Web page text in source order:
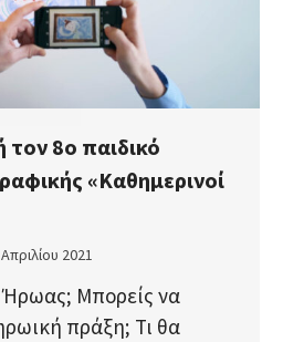
8ο παιδικό
«Καθημερινοί
2021
Ήρωας; Μπορείς να
πράξη; Τι θα